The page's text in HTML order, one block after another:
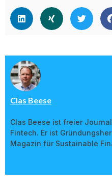
Clas Beese
Clas Beese ist freier
Fintech. Er ist
Magazin für Sustainable